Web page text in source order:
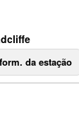
da estação